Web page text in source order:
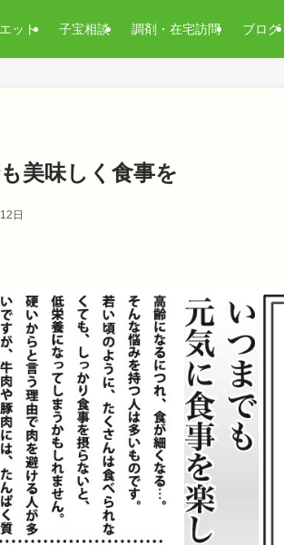
ット 子宝相談 調剤・在宅訪問 ブログ
美味しく食事を
日